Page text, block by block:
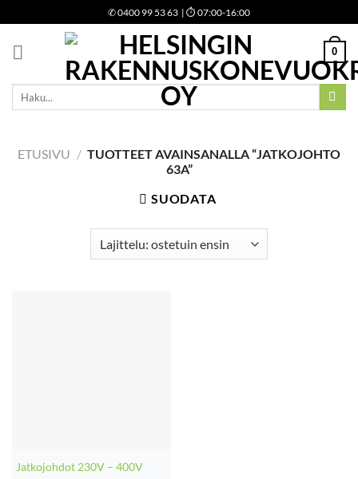
to
content
✆0400 99 53 63 | ⏱ 07:00-16:00
0
Etsi:
ETUSIVU / TUOTTEET AVAINSANALLA “JATKOJOHTO
63A”
SUODATA
Jatkojohdot 230V – 400V